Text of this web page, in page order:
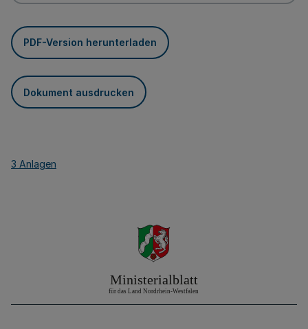
PDF-Version herunterladen
Dokument ausdrucken
3 Anlagen